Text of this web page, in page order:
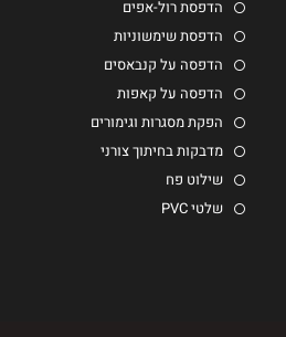
הדפסת רול-אפים
הדפסת שימשוניות
הדפסה על קנבאסים
הדפסה על קאפות
הפקת מסגרות וגימורים
מדבקות בחיתוך צורני
שילוט פח
שלטי PVC